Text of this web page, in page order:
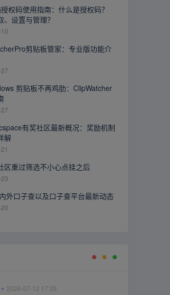
权码使用指南：什么是授权码？
、设置与管理？
剪贴板管家：专业版功能介
剪贴板不再鸡肋：ClipWatcher
有奖社区最新概况：奖励机制
解
区重过筛选不小心点挂之后
外口子查以及口子查平台最新动态
2026-07-12 17:35